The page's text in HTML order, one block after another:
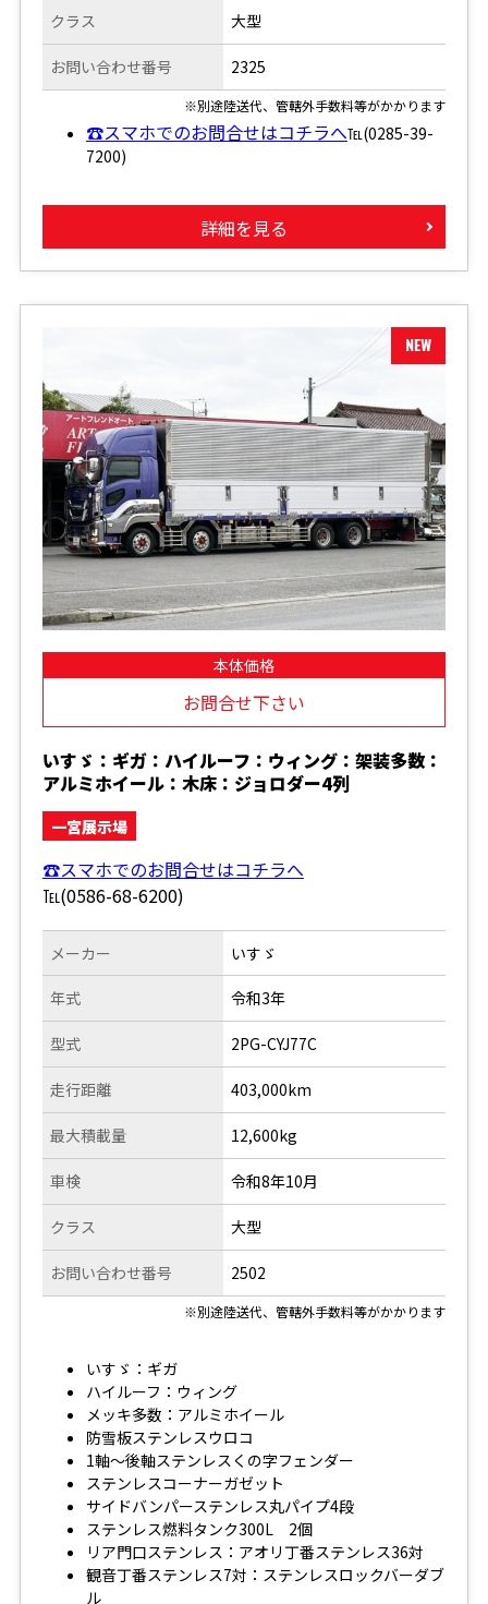
クラス
お問い合わせ番号
大型
2325
※別途陸送代、管轄外手数料等がかかります
☎スマホでのお問合せはコチラへ℡(0285-39-
7200)
詳細を見る
本体価格
お問合せ下さい
いすゞ：ギガ：ハイルーフ：ウィング：架装多数：
アルミホイール：木床：ジョロダー4列
一宮展示場
☎スマホでのお問合せはコチラへ
℡(0586-68-6200)
メーカー
年式
型式
走行距離
いすゞ
令和3年
2PG-CYJ77C
403,000km
最大積載量
車検
クラス
お問い合わせ番号
12,600kg
令和8年10月
大型
2502
※別途陸送代、管轄外手数料等がかかります
いすゞ：ギガ
ハイルーフ：ウィング
メッキ多数：アルミホイール
防雪板ステンレスウロコ
1軸～後軸ステンレスくの字フェンダー
ステンレスコーナーガゼット
サイドバンパーステンレス丸パイプ4段
ステンレス燃料タンク300L 2個
リア門口ステンレス：アオリ丁番ステンレス36対
観音丁番ステンレス7対：ステンレスロックバーダブ
ル